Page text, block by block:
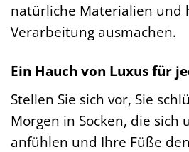
natürliche Materialien und
Verarbeitung ausmachen.
Ein Hauch von Luxus für
Stellen Sie sich vor, Sie
Morgen in Socken, die sich
anfühlen und Ihre Füße